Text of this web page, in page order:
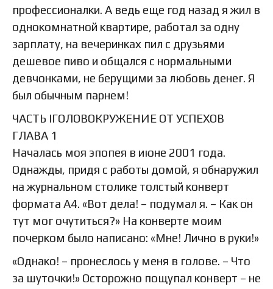
профессионалки. А ведь еще год назад я жил в
однокомнатной квартире, работал за одну
зарплату, на вечеринках пил с друзьями
дешевое пиво и общался с нормальными
девчонками, не берущими за любовь денег. Я
был обычным парнем!
ЧАСТЬ IГОЛОВОКРУЖЕНИЕ ОТ УСПЕХОВ
ГЛАВА 1
Началась моя эпопея в июне 2001 года.
Однажды, придя с работы домой, я обнаружил
на журнальном столике толстый конверт
формата А4. «Вот дела! – подумал я. – Как он
тут мог очутиться?» На конверте моим
почерком было написано: «Мне! Лично в руки!»
«Однако! – пронеслось у меня в голове. – Что
за шуточки!» Осторожно пощупал конверт – не